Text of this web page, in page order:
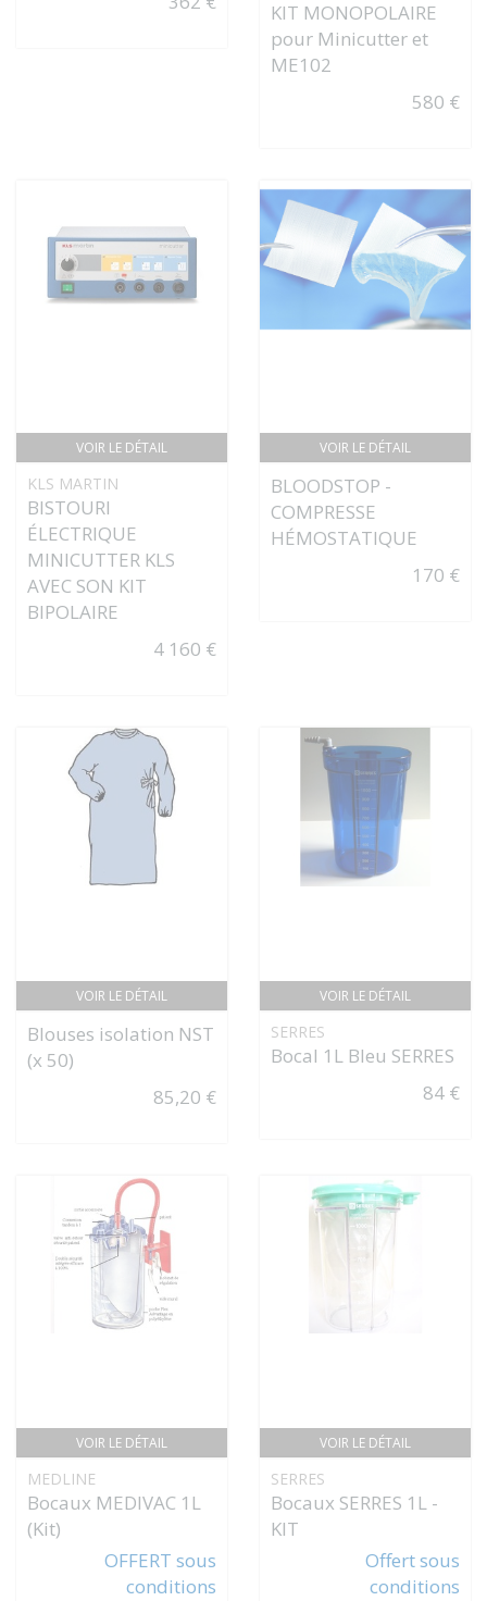
KIT MONOPOLAIRE
pour Minicutter et
ME102
580 €
VOIR LE DÉTAIL
KLS MARTIN
BISTOURI
ÉLECTRIQUE
MINICUTTER KLS
AVEC SON KIT
BIPOLAIRE
4 160 €
VOIR LE DÉTAIL
BLOODSTOP -
COMPRESSE
HÉMOSTATIQUE
170 €
VOIR LE DÉTAIL
Blouses isolation NST
(x 50)
85,20 €
VOIR LE DÉTAIL
SERRES
Bocal 1L Bleu SERRES
84 €
VOIR LE DÉTAIL
MEDLINE
Bocaux MEDIVAC 1L
(Kit)
OFFERT sous
conditions
VOIR LE DÉTAIL
SERRES
Bocaux SERRES 1L -
KIT
Offert sous
conditions